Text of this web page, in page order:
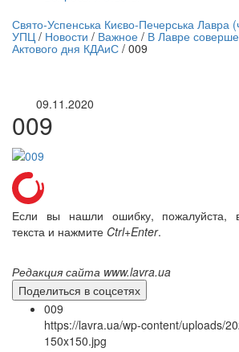
трансляция | 12 сентября
трансляции
Свято-Успенська Києво-Печерська Лавра
УПЦ / Новости / Важное / В Лавре
Актового дня КДАиС / 009
09.11.2020
009
Если вы нашли ошибку, пожалуйста,
текста и нажмите Ctrl+Enter.
Редакция сайта www.lavra.ua
Поделиться в соцсетях
009
https://lavra.ua/wp-content/uploads/
150x150.jpg